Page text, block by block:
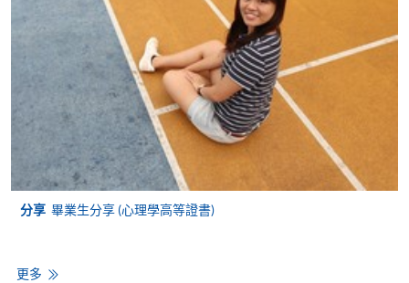
某些課程須甄選入學，並要求申請人上載課程網頁
中指定所須文件(如學歷證明)。系統只支援doc,
docx, jpg 和pdf格式之附件。
繳交所需費用
申請人可使用以下方式繳交報名費或課程費用:
定繳費靈網上密碼。有關如何申請繳費靈戶口及密
分享 畢業生分享 (心理學高等證書)
更多